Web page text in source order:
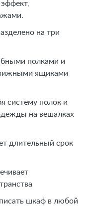
на три
полками и
ящиками
систему полок и
на вешалках
длительный срок
шкаф в любой